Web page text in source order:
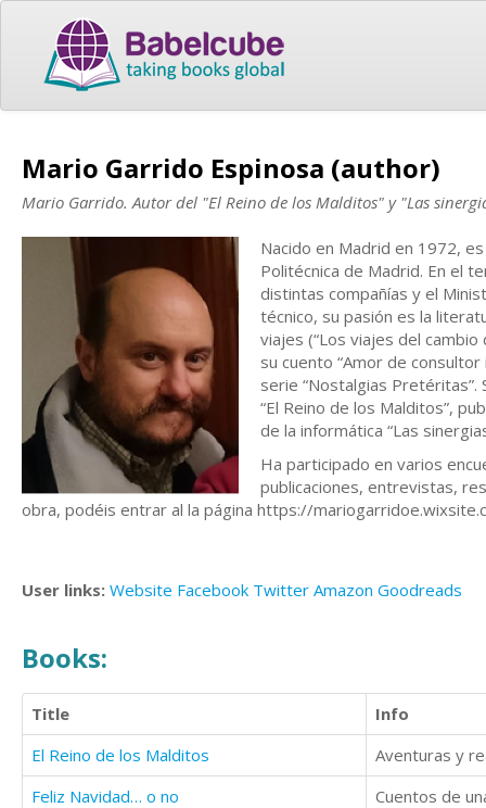
Mario Garrido Espinosa (author)
Mario Garrido. Autor del "El Reino de los Malditos" y "Las
Nacido en Madrid en 1972,
Politécnica de Madrid. En el
distintas compañías y el
técnico, su pasión es la
viajes (“Los viajes del
su cuento “Amor de
serie “Nostalgias
“El Reino de los Malditos”,
de la informática “Las
Ha participado en varios
publicaciones, entrevistas,
obra, podéis entrar al la página https://
User links: Website Facebook Twitter Amazon Goodreads
Books:
Title
Info
El Reino de los Malditos
Aventuras y
Feliz Navidad… o no